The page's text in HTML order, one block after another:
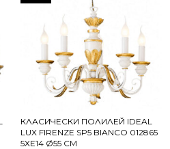
КЛАСИЧЕСКИ ПОЛИЛЕЙ IDEAL
LUX FIRENZE SP5 BIANCO 012865
5XE14 Ø55 СМ